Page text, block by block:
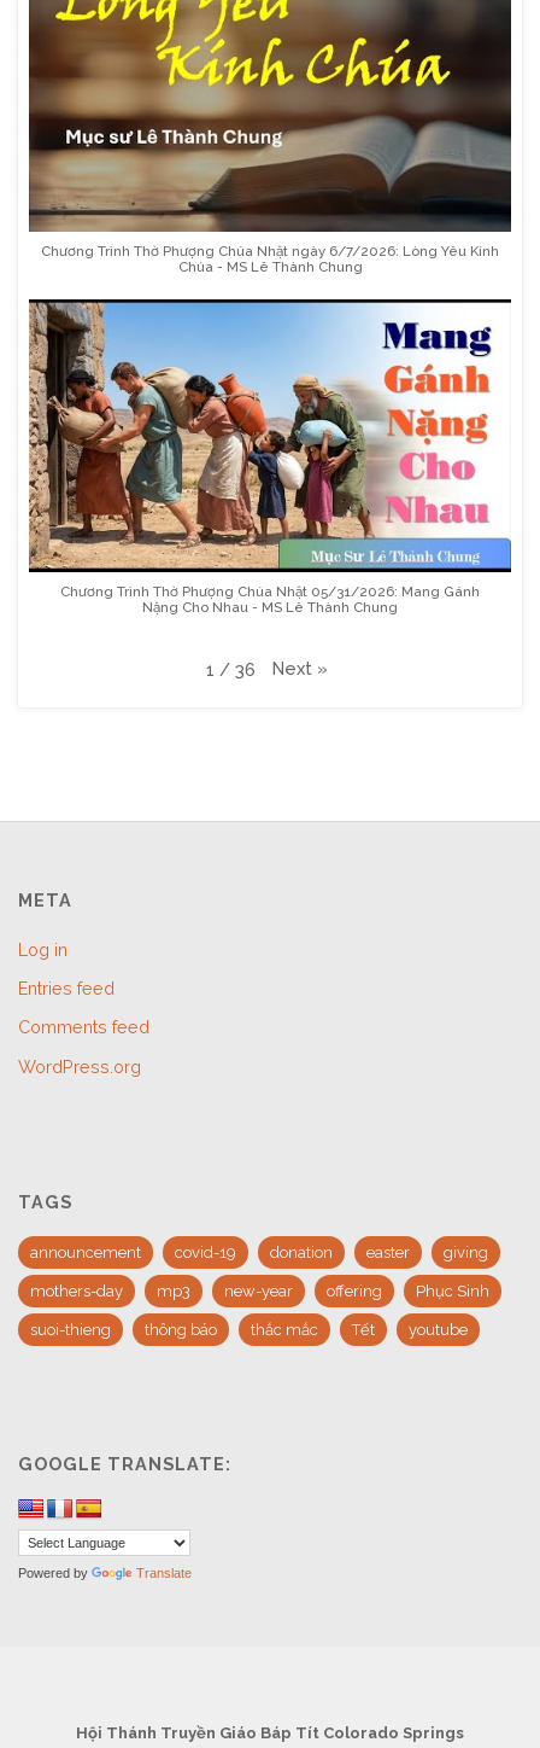
Chương Trình Thờ Phượng Chúa Nhật ngày 6/7/2026: Lòng Yêu Kính
Chúa - MS Lê Thành Chung
Chương Trình Thờ Phượng Chúa Nhật 05/31/2026: Mang Gánh
Nặng Cho Nhau - MS Lê Thành Chung
1 / 36 Next »
META
Log in
Entries feed
Comments feed
WordPress.org
TAGS
announcement covid-19 donation easter giving
mothers-day mp3 new-year offering Phục Sinh
suoi-thieng thông báo thắc mắc Tết youtube
GOOGLE TRANSLATE:
Powered by Translate
Hội Thánh Truyền Giáo Báp Tít Colorado Springs